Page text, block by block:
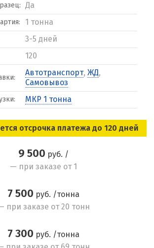
Да
1 тонна
3-5 дней
120
Автотранспорт, ЖД,
Самовывоз
МКР 1 тонна
отсрочка платежа до 120 дней
9 500 руб. /
— при заказе от 1
7 500 руб. /тонна
при заказе от 20 тонн
7 300 руб. /тонна